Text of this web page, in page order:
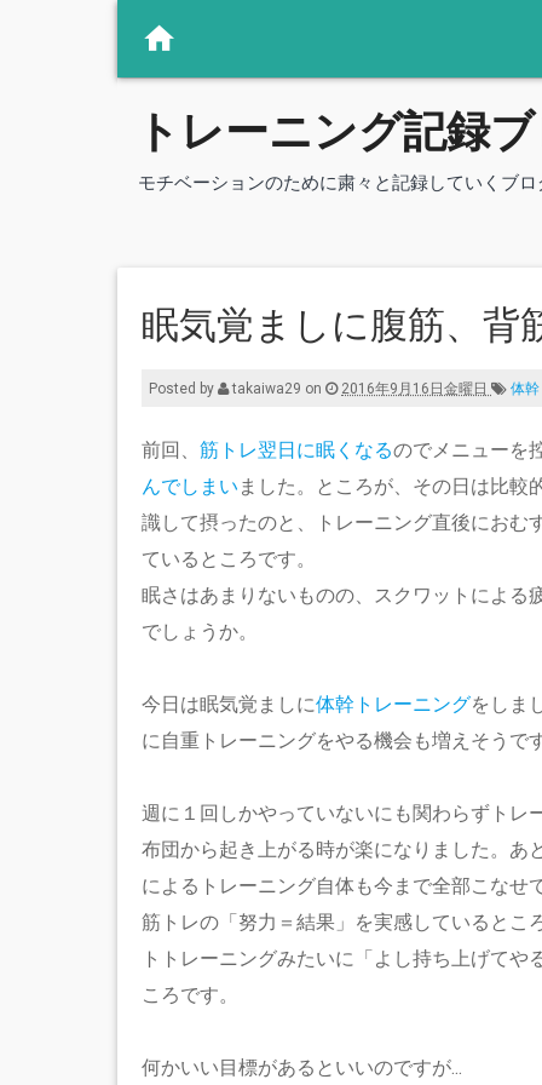
トレーニング記録
モチベーションのために粛々と記録していくブロ
眠気覚ましに腹筋、背
Posted by takaiwa29 on 2016年9月16日金曜日 体
前回、 筋トレ翌日に眠くなるのでメニューを
んでしまい ました。ところが、その日は比較
識して摂ったのと、トレーニング直後におむ
ているところです。
眠さはあまりないものの、スクワットによる
でしょうか。
今日は眠気覚ましに体幹トレーニングをしま
に自重トレーニングをやる機会も増えそうです
週に１回しかやっていないにも関わらずトレ
布団から起き上がる時が楽になりました。あ
によるトレーニング自体も今まで全部こなせ
筋トレの「努力＝結果」を実感しているとこ
トトレーニングみたいに「よし持ち上げて
ころです。
何かいい目標があるといいのですが...